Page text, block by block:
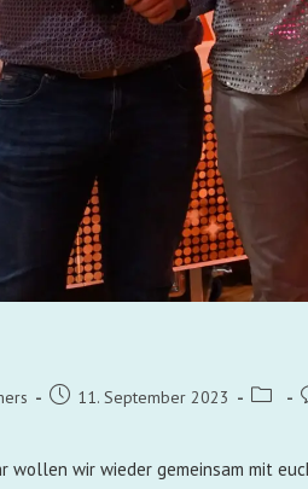
11. September 2023
wollen wir wieder gemeinsam mit